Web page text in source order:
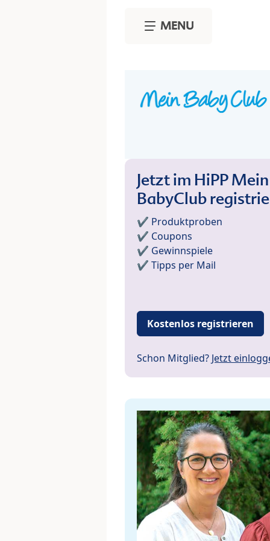
MENU
Jetzt im HiPP Mein
BabyClub
✔️ Produktproben
✔️ Coupons
✔️ Gewinnspiele
✔️ Tipps per Mail
Kostenlos registrieren
Schon Mitglied? Jetzt